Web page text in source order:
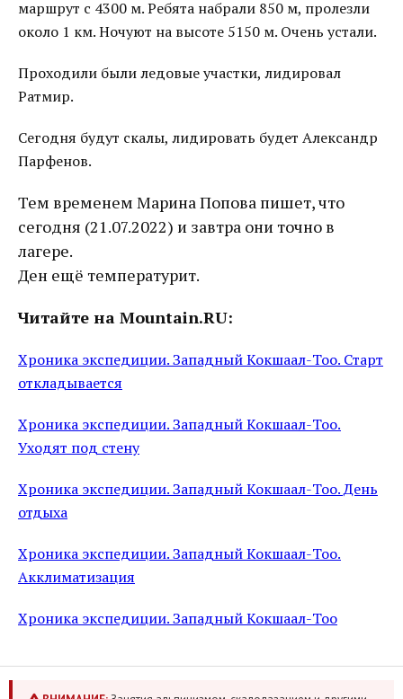
маршрут с 4300 м. Ребята набрали 850 м, пролезли
около 1 км. Ночуют на высоте 5150 м. Очень устали.
Проходили были ледовые участки, лидировал
Ратмир.
Сегодня будут скалы, лидировать будет Александр
Парфенов.
Тем временем Марина Попова пишет, что
сегодня (21.07.2022) и завтра они точно в
лагере.
Ден ещё температурит.
Читайте на Mountain.RU:
Хроника экспедиции. Западный Кокшаал-Тоо. Старт
откладывается
Хроника экспедиции. Западный Кокшаал-Тоо.
Уходят под стену
Хроника экспедиции. Западный Кокшаал-Тоо. День
отдыха
Хроника экспедиции. Западный Кокшаал-Тоо.
Акклиматизация
Хроника экспедиции. Западный Кокшаал-Тоо